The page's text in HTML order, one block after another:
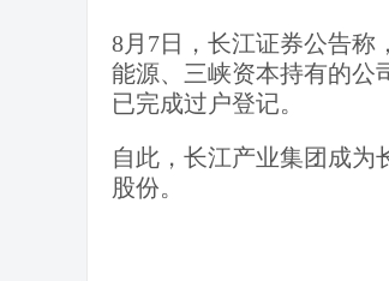
8月7日，长江证券公告称
能源、三峡资本持有的公
已完成过户登记。
自此，长江产业集团成为
股份。